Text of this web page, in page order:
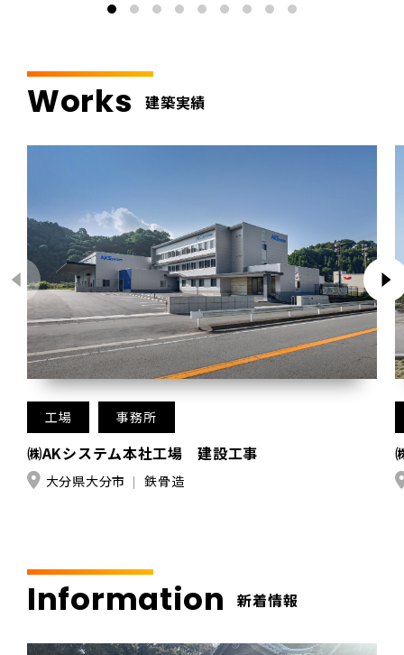
Works 建築実績
工場 事務所
㈱AKシステム本社工場 建設工事
大分県大分市 鉄骨造
Information 新着情報